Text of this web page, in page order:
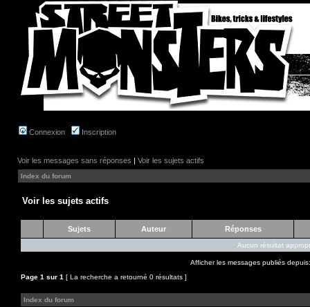
Connexion Inscription
Voir les messages sans réponses | Voir les sujets actifs
Index du forum
Voir les sujets actifs
Sujets Auteur Réponses
Aucun résultat
Afficher les messages publiés depuis:
Page 1 sur 1 [ La recherche a retourné 0 résultats ]
Index du forum